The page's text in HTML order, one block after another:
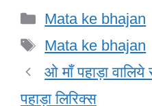
e
b
o
o
er e
dI
n
s
A
p
Categories
Mata ke bhajan
Tags
Mata ke bhajan
ओ माँ पहाड़ा
पहाड़ा लिरिक्स